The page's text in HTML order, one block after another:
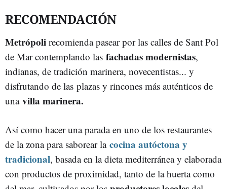
RECOMENDACIÓN
Metrópoli recomienda pasear por las calles de Sant Pol
de Mar contemplando las fachadas modernistas,
indianas, de tradición marinera, novecentistas... y
disfrutando de las plazas y rincones más auténticos de
una villa marinera.
Así como hacer una parada en uno de los restaurantes
de la zona para saborear la cocina autóctona y
tradicional, basada en la dieta mediterránea y elaborada
con productos de proximidad, tanto de la huerta como